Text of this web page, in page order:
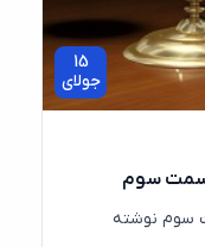
15
جولای
سوم
نوشته